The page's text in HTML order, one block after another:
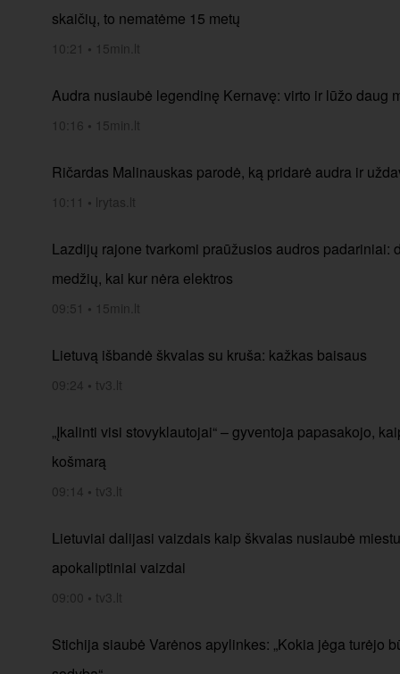
skaičių, to nematėme 15 metų
10:21 • 15min.lt
Audra nusiaubė legendinę Kernavę: virto ir lūžo daug
10:16 • 15min.lt
Ričardas Malinauskas parodė, ką pridarė audra ir
10:11 • lrytas.lt
Lazdijų rajone tvarkomi praūžusios audros padariniai:
medžių, kai kur nėra elektros
09:51 • 15min.lt
Lietuvą išbandė škvalas su kruša: kažkas baisaus
09:24 • tv3.lt
„Įkalinti visi stovyklautojai“ – gyventoja papasakojo,
košmarą
09:14 • tv3.lt
Lietuviai dalijasi vaizdais kaip škvalas nusiaubė
apokaliptiniai vaizdai
09:00 • tv3.lt
Stichija siaubė Varėnos apylinkes: „Kokia jėga turėjo